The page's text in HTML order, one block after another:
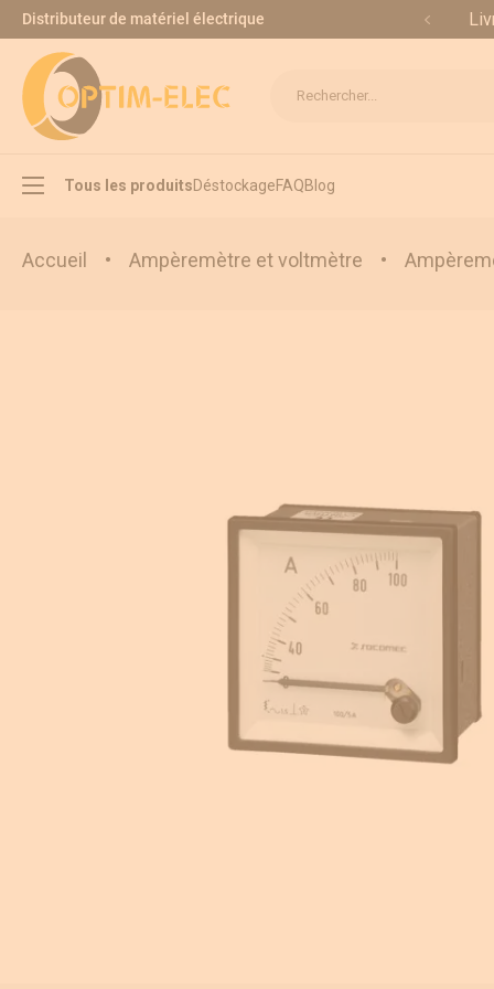
Allez au contenu
Distributeur de matériel électrique
Rechercher...
Tous les produits
Equipement pour armoire électrique
Transformateur de courant
DéstockageFAQBlog
Accueil • Ampèremètre et voltmètre •